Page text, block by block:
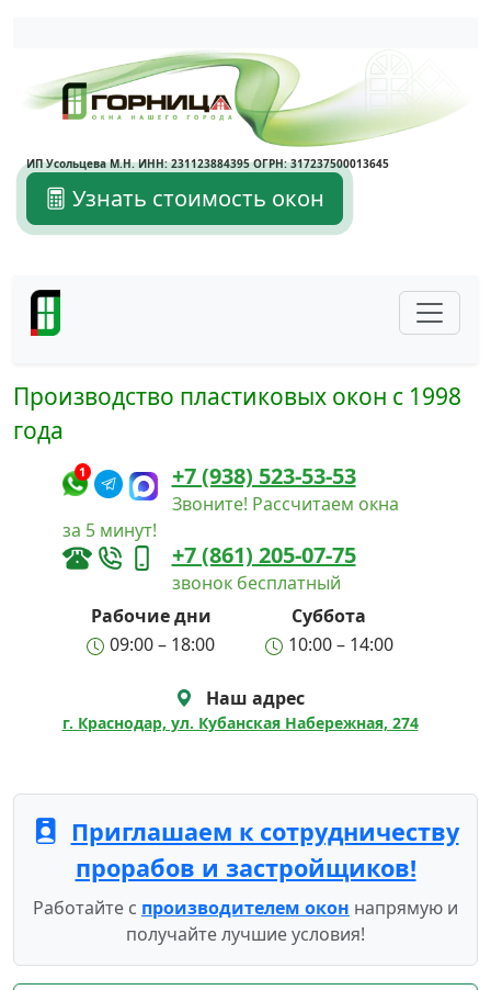
Написать в Max
Написать в Telegram
ИП Усольцева М.Н. ИНН: 231123884395 ОГРН: 317237500013645
Узнать стоимость окон
Производство пластиковых окон с 1998
года
1 +7 (938) 523-53-53
Звоните! Рассчитаем окна
за 5 минут!
+7 (861) 205-07-75
звонок бесплатный
Рабочие дни
Суббота
09:00 – 18:00
10:00 – 14:00
Наш адрес
г. Краснодар, ул. Кубанская Набережная, 274
Приглашаем к сотрудничеству
прорабов и застройщиков!
Работайте с производителем окон напрямую и
получайте лучшие условия!